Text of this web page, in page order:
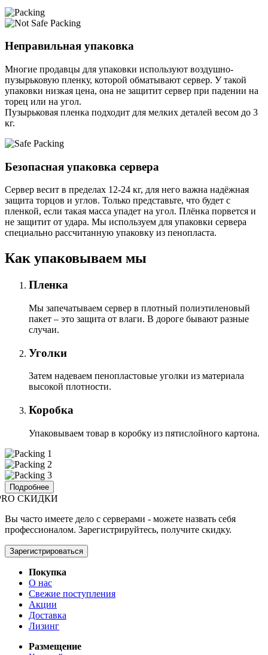
Неправильная упаковка
Многие продавцы для упаковки используют воздушно-
пузырьковую пленку, которой обматывают сервер. У такой
упаковки низкая цена, она не защитит сервер при падении на
торец или на угол.
Пузырьковая пленка подходит для мелких деталей весом до 3
кг.
Безопасная упаковка сервера
Сервер весит в пределах 12-24 кг, для него важна надёжная
защита торцов и углов. Только представьте, что будет с
пленкой, если такая масса упадет на угол. Плёнка порвется и
не защитит от удара. Мы используем для упаковки сервера
специально расcчитанную упаковку из пенопласта.
Как упаковываем мы
Пленка
Мы запечатываем сервер в плотный полиэтиленовый
пакет – это защита от влаги. В дороге бывают разные
случаи.
Уголки
Затем надеваем пенопластовые уголки из материала
высокой плотности.
Коробка
Упаковываем товар в коробку из пятислойного картона.
Подробнее
СКИДКИ
Вы часто имеете дело с серверами - можете назвать себя
профессионалом. Зарегистрируйтесь, получите скидку.
Зарегистрироваться
Покупка
О нас
Свежие поступления
Акции
Доставка
Лизинг
Размещение